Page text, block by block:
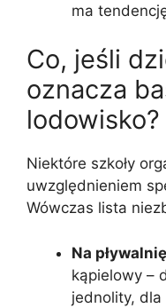
ma
Co, jeśli
oznacza
lodowisko?
Niektóre szkoły
uwzględnieniem
Wówczas lista
Na
kąpielowy –
jednolity, dla